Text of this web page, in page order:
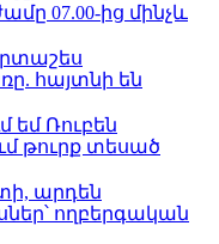
07.00-ից մինչև
հայտնի են
Ռուբեն
թուրք տեսած
արդեն
ողբերգական